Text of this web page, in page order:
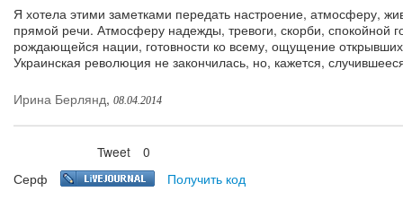
Я хотела этими заметками передать настроение, атмосферу,
прямой речи. Атмосферу надежды, тревоги, скорби, спокойной
рождающейся нации, готовности ко всему, ощущение
Украинская революция не закончилась, но, кажется,
Ирина Берлянд, 08.04.2014
Tweet
0
Серф
Получить код